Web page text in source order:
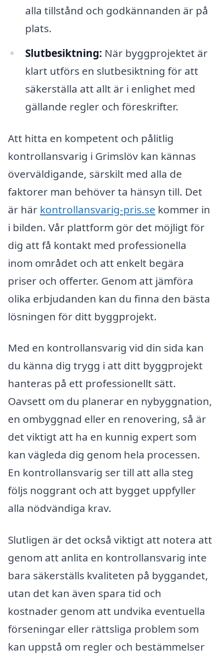
alla tillstånd och godkännanden är på
plats.
Slutbesiktning: När byggprojektet är
klart utförs en slutbesiktning för att
säkerställa att allt är i enlighet med
gällande regler och föreskrifter.
Att hitta en kompetent och pålitlig
kontrollansvarig i Grimslöv kan kännas
överväldigande, särskilt med alla de
faktorer man behöver ta hänsyn till. Det
är här kontrollansvarig-pris.se kommer in
i bilden. Vår plattform gör det möjligt för
dig att få kontakt med professionella
inom området och att enkelt begära
priser och offerter. Genom att jämföra
olika erbjudanden kan du finna den bästa
lösningen för ditt byggprojekt.
Med en kontrollansvarig vid din sida kan
du känna dig trygg i att ditt byggprojekt
hanteras på ett professionellt sätt.
Oavsett om du planerar en nybyggnation,
en ombyggnad eller en renovering, så är
det viktigt att ha en kunnig expert som
kan vägleda dig genom hela processen.
En kontrollansvarig ser till att alla steg
följs noggrant och att bygget uppfyller
alla nödvändiga krav.
Slutligen är det också viktigt att notera att
genom att anlita en kontrollansvarig inte
bara säkerställs kvaliteten på byggandet,
utan det kan även spara tid och
kostnader genom att undvika eventuella
förseningar eller rättsliga problem som
kan uppstå om regler och bestämmelser